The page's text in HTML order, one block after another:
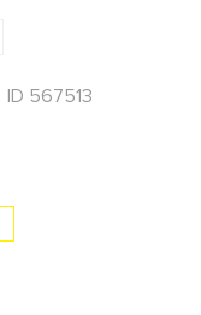
ID 567513